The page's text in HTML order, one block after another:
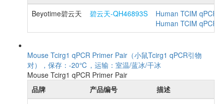
Beyotime碧云天
碧云天-QH46893S
Human TCIM qPCR
Human TCIM qPCR
Mouse Tcirg1 qPCR Primer Pair（小鼠Tcirg1 qPCR引物
对），保存：-20℃，运输：室温/蓝冰/干冰
Mouse Tcirg1 qPCR Primer Pair
品牌
产品编号
描述